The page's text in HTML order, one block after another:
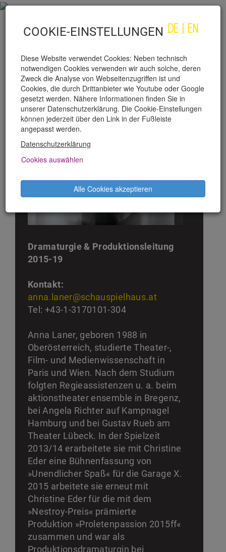
DE EN
ANNA LANER
Dramaturgie & Produktionsleitung
2015-19
Kontakt:
anna.laner@schauspielhaus.at
Tel: +43-1-3170101-304
Anna Laner, geboren 1988 in
Oberösterreich, studierte Theater-,
Film- und Medienwissenschaft in
Paris und Wien. Nach dem Studium
folgten Regieassistenzen u. a. beim
aktionstheater ensemble in Bregenz,
bei Angela Richter auf Kampnagel
Hamburg und bei Gustav Rueb am
Theater Lübeck. In der Spielzeit
2013/14 erarbeitete sie mit Christine
Eder eine Bühnenfassung von
»Unendlicher Spaß« für die Garage X.
2015 arbeitete sie erneut mit
Christine Eder für die mit dem
»Nestroy-Preis« prämierte
Produktion »Proletenpassion 2015ff«
zusammen und war als
Produktionsdramaturgin bei
COOKIE-EINSTELLUNGEN
Diese Website verwendet Cookies: Neben technisch
notwendigen Cookies verwenden wir auch solche, deren
Zweck die Analyse von Webseitenzugriffen ist und
Cookies, die durch Drittanbieter wie Youtube oder Google
gesetzt werden. Nähere Informationen finden Sie in
unserer Datenschutzerklärung. Die Cookie-Einstellungen
können jederzeit über den Link in der Fußleiste
angepasst werden.
Datenschutzerklärung
Cookies auswählen
Alle Cookies akzeptieren